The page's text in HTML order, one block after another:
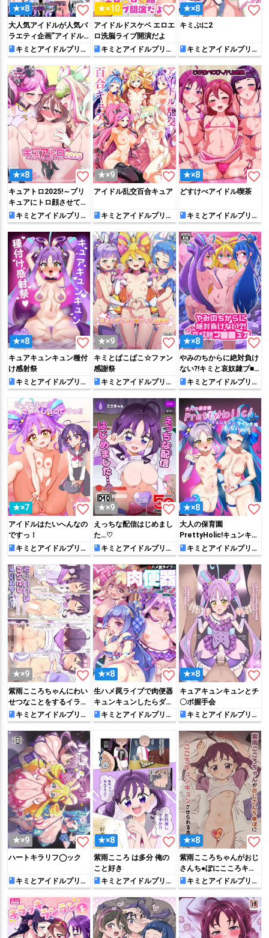
★×8 favorite_border
大人気アイドルが人気バ
ラエティ企画”アイドル
磔刑台”に初挑戦！
キミとアイドルプリキ
ュア♪
★×10 favorite_border
アイドルドスケベ エロエ
ロ洗脳ライブ開演だよ
キミとアイドルプリキ
ュア♪
★×8 favorite_border
キミぷに2
キミとアイドルプリキ
ュア♪
★×8 favorite_border
キュアトロ2025!～プリ
キュアにトロ顔させてみ
た～キミとアイドルプリキ
ュア♪
★×9 favorite_border
アイドル乱交百合キュア
キミとアイドルプリキ
ュア♪
★×8 favorite_border
どすけべアイドル喫茶
キミとアイドルプリキ
ュア♪
★×8 favorite_border
キュアキュンキュン種付
け感射祭
キミとアイドルプリキ
ュア♪
★×9 favorite_border
キミとぱこぱこ☆ファン
感謝祭
キミとアイドルプリキ
ュア♪
★×8 favorite_border
やみのちからに絶対負け
ない?!キミと哀奴隷プ■■
ュアキミとアイドルプリキ
ュア♪
★×7 favorite_border
アイドルはたいへんなの
ですっ！
キミとアイドルプリキ
ュア♪
★×9 favorite_border
えっちな配信はじめまし
た…♡
キミとアイドルプリキ
ュア♪
★×8 favorite_border
大人の保育園
PrettyHolic!キュンキュ
ン・ウインク編
キミとアイドルプリキ
ュア♪
★×9 favorite_border
紫雨こころちゃんにわい
せつなことをするイラス
トまんが
キミとアイドルプリキ
ュア♪
★×8 favorite_border
生ハメ罠ライブで肉便器
キュンキュンしたらダメ
なのにっ
キミとアイドルプリキ
ュア♪
★×8 favorite_border
キュアキュンキュンとチ
〇ポ握手会
キミとアイドルプリキ
ュア♪
★×9 favorite_border
ハートキラリフ◯ック
キミとアイドルプリキ
ュア♪
★×8 favorite_border
紫雨こころ は多分 俺の
こと好き
キミとアイドルプリキ
ュア♪
★×8 favorite_border
紫雨こころちゃんがおじ
さんち●ぽにこころキュ
ンキュンさせられる本
キミとアイドルプリキ
ュア♪